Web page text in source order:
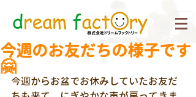
今週のお友だちの様子です
🤗
今週からお盆でお休みしていたお友だ